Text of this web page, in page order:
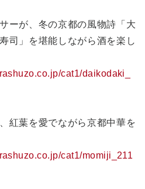
ーが、冬の京都の風物詩「大
司」を堪能しながら酒を楽し
cat1/daikodaki_
紅葉を愛でながら京都中華を
cat1/momiji_211